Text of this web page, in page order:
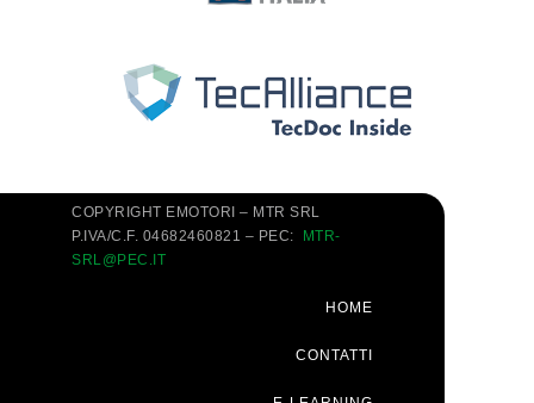
COPYRIGHT EMOTORI – MTR SRL
P.IVA/C.F. 04682460821 – PEC:
MTR-
SRL@PEC.IT
HOME
CONTATTI